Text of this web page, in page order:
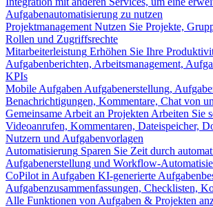
Aufgabenautomatisierung zu nutzen
Projektmanagement Nutzen Sie Projekte,
Rollen und Zugriffsrechte
Mitarbeiterleistung Erhöhen Sie Ihre
Aufgabenberichten, Arbeitsmanagement,
KPIs
Mobile Aufgaben Aufgabenerstellung,
Benachrichtigungen, Kommentare, Chat von
Gemeinsame Arbeit an Projekten Arbeiten Sie
Videoanrufen, Kommentaren, Dateispeicher,
Nutzern und Aufgabenvorlagen
Automatisierung Sparen Sie Zeit durch
Aufgabenerstellung und Workflow-
CoPilot in Aufgaben KI-generierte
Aufgabenzusammenfassungen, Checklisten,
Alle Funktionen von Aufgaben & Projekten